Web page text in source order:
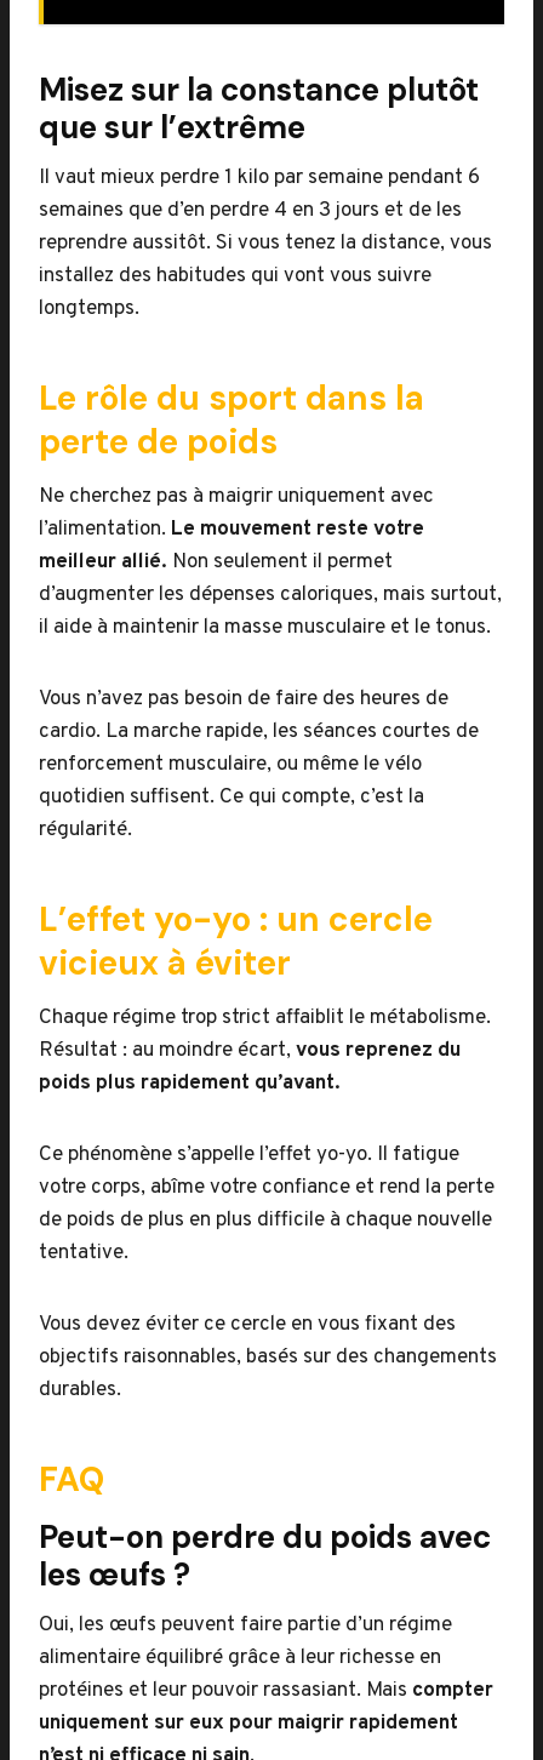
Misez sur la constance plutôt
que sur l’extrême
Il vaut mieux perdre 1 kilo par semaine pendant 6
semaines que d’en perdre 4 en 3 jours et de les
reprendre aussitôt. Si vous tenez la distance, vous
installez des habitudes qui vont vous suivre
longtemps.
Le rôle du sport dans la
perte de poids
Ne cherchez pas à maigrir uniquement avec
l’alimentation. Le mouvement reste votre
meilleur allié. Non seulement il permet
d’augmenter les dépenses caloriques, mais surtout,
il aide à maintenir la masse musculaire et le tonus.
Vous n’avez pas besoin de faire des heures de
cardio. La marche rapide, les séances courtes de
renforcement musculaire, ou même le vélo
quotidien suffisent. Ce qui compte, c’est la
régularité.
L’effet yo-yo : un cercle
vicieux à éviter
Chaque régime trop strict affaiblit le métabolisme.
Résultat : au moindre écart, vous reprenez du
poids plus rapidement qu’avant.
Ce phénomène s’appelle l’effet yo-yo. Il fatigue
votre corps, abîme votre confiance et rend la perte
de poids de plus en plus difficile à chaque nouvelle
tentative.
Vous devez éviter ce cercle en vous fixant des
objectifs raisonnables, basés sur des changements
durables.
FAQ
Peut-on perdre du poids avec
les œufs ?
Oui, les œufs peuvent faire partie d’un régime
alimentaire équilibré grâce à leur richesse en
protéines et leur pouvoir rassasiant. Mais compter
uniquement sur eux pour maigrir rapidement